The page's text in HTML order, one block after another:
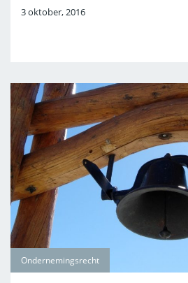
3 oktober, 2016
Ondernemingsrecht